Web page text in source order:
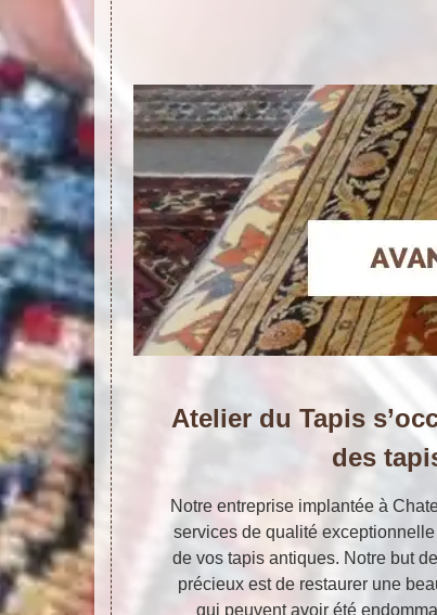
Atelier du Tapis
des
Notre entreprise implantée à
services de qualité
de vos tapis antiques. Notre but
précieux est de restaurer une
qui peuvent avoir été